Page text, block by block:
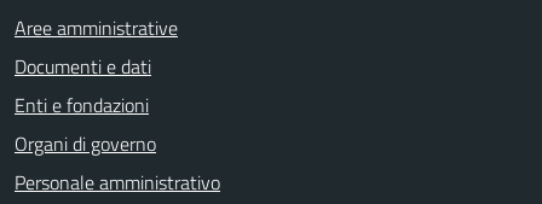
Aree amministrative
Documenti e dati
Enti e fondazioni
Organi di governo
Personale amministrativo